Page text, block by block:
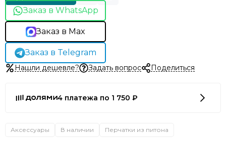
Заказ в WhatsApp
Заказ в Max
Заказ в Telegram
Нашли дешевле? Задать вопрос Поделиться
4 платежа по 1 750 ₽
Аксессуары В наличии Перчатки из питона